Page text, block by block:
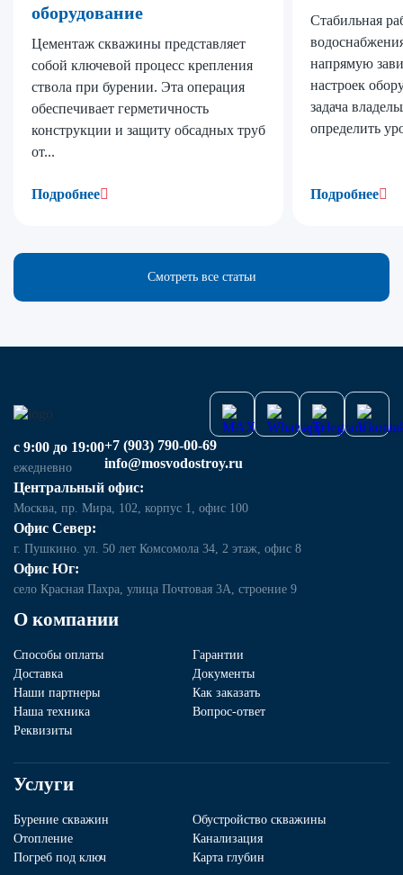
оборудование
Цементаж скважины представляет
собой ключевой процесс крепления
ствола при бурении. Эта операция
обеспечивает герметичность
конструкции и защиту обсадных труб
от...
Подробнее
Стабильная
напрямую
настроек
задача
определить
Подробнее
Смотреть все статьи
О компании
Способы оплаты
Гарантии
Доставка
Документы
Наши партнеры
Как заказать
Наша техника
Вопрос-ответ
Реквизиты
Услуги
Бурение скважин
Обустройство скважины
Отопление
Канализация
Погреб под ключ
Карта глубин
с 9:00 до 19:00
ежедневно
+7 (903) 790-00-69
info@mosvodostroy.ru
Центральный офис:
Москва, пр. Мира, 102, корпус 1, офис 100
Офис Север:
г. Пушкино. ул. 50 лет Комсомола 34, 2 этаж, офис 8
Офис Юг:
село Красная Пахра, улица Почтовая 3А, строение 9